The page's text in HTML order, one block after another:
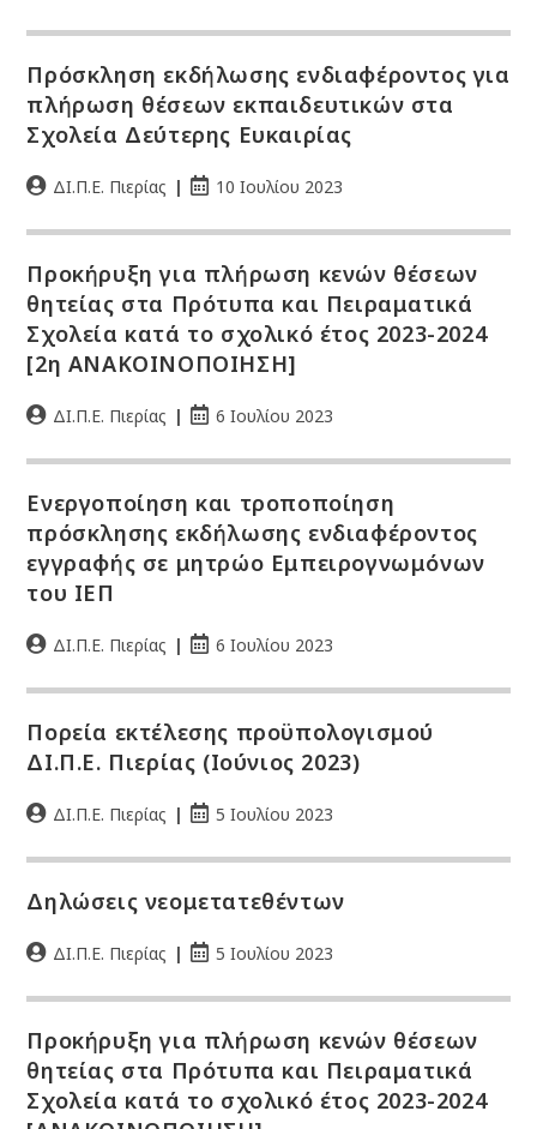
Πρόσκληση εκδήλωσης ενδιαφέροντος για
πλήρωση θέσεων εκπαιδευτικών στα
Σχολεία Δεύτερης Ευκαιρίας
ΔΙ.Π.Ε. Πιερίας 10 Ιουλίου 2023
Προκήρυξη για πλήρωση κενών θέσεων
θητείας στα Πρότυπα και Πειραματικά
Σχολεία κατά το σχολικό έτος 2023-2024
[2η ΑΝΑΚΟΙΝΟΠΟΙΗΣΗ]
ΔΙ.Π.Ε. Πιερίας 6 Ιουλίου 2023
Ενεργοποίηση και τροποποίηση
πρόσκλησης εκδήλωσης ενδιαφέροντος
εγγραφής σε μητρώο Εμπειρογνωμόνων
του ΙΕΠ
ΔΙ.Π.Ε. Πιερίας 6 Ιουλίου 2023
Πορεία εκτέλεσης προϋπολογισμού
ΔΙ.Π.Ε. Πιερίας (Ιούνιος 2023)
ΔΙ.Π.Ε. Πιερίας 5 Ιουλίου 2023
Δηλώσεις νεομετατεθέντων
ΔΙ.Π.Ε. Πιερίας 5 Ιουλίου 2023
Προκήρυξη για πλήρωση κενών θέσεων
θητείας στα Πρότυπα και Πειραματικά
Σχολεία κατά το σχολικό έτος 2023-2024